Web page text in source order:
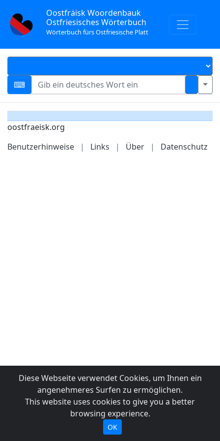
Oostfräisk Woordenbauk
Ostfriesisches Wörterbuch
Wörterbuch fürs Ostfriesische Platt
oostfraeisk.org
Benutzerhinweise
| Links | Über | Datenschutz
Diese Webseite verwendet Cookies, um Ihnen ein
angenehmeres Surfen zu ermöglichen.
This website uses cookies to give you a better
browsing experience.
OK